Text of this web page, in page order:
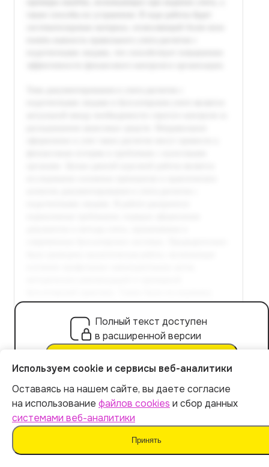
Полный текст доступен
в расширенной версии
Внедрение систем автоматизации учета
расчетов с подотчетными лицами
Итог:449р.
Оплатить
Используем cookie и сервисы веб-аналитики
Оставаясь на нашем сайте, вы даете согласие
на использование файлов cookies и сбор данных
системами веб-аналитики
Принять